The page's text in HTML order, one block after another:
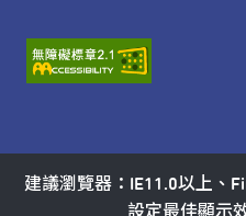
建議瀏覽器：IE11.0以上、
設定最佳顯示